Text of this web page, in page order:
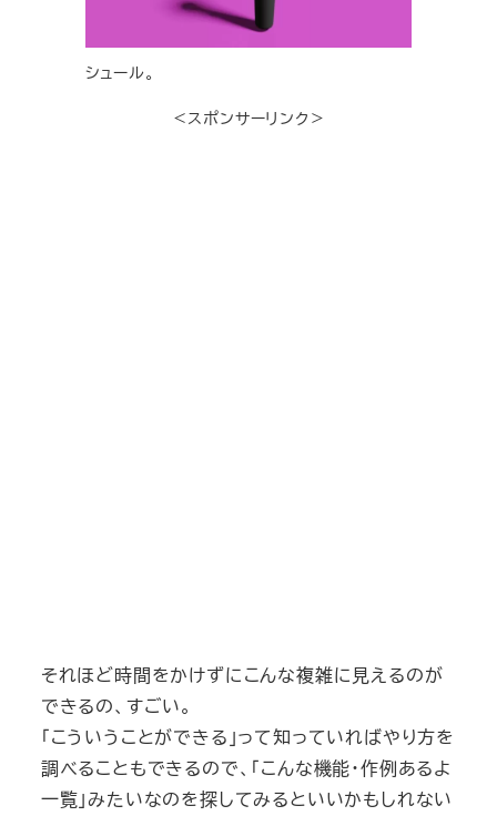
シュール。
＜スポンサーリンク＞
それほど時間をかけずにこんな複雑に見えるのが
できるの、すごい。
「こういうことができる」って知っていればやり方を
調べることもできるので、「こんな機能・作例あるよ
一覧」みたいなのを探してみるといいかもしれない